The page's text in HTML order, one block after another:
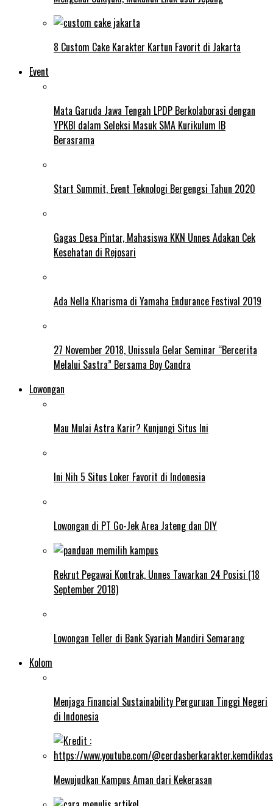
8 Custom Cake Karakter Kartun Favorit di Jakarta
Event
Mata Garuda Jawa Tengah LPDP Berkolaborasi dengan
YPKBI dalam Seleksi Masuk SMA Kurikulum IB
Berasrama
Start Summit, Event Teknologi Bergengsi Tahun 2020
Gagas Desa Pintar, Mahasiswa KKN Unnes Adakan Cek
Kesehatan di Rejosari
Ada Nella Kharisma di Yamaha Endurance Festival 2019
27 November 2018, Unissula Gelar Seminar “Bercerita
Melalui Sastra” Bersama Boy Candra
Lowongan
Mau Mulai Astra Karir? Kunjungi Situs Ini
Ini Nih 5 Situs Loker Favorit di Indonesia
Lowongan di PT Go-Jek Area Jateng dan DIY
Rekrut Pegawai Kontrak, Unnes Tawarkan 24 Posisi (18
September 2018)
Lowongan Teller di Bank Syariah Mandiri Semarang
Kolom
Menjaga Financial Sustainability Perguruan Tinggi Negeri
di Indonesia
Mewujudkan Kampus Aman dari Kekerasan